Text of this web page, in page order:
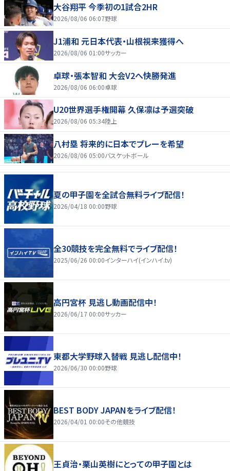
大谷翔平 今季初の1試合2HR
2026/08/06 06:07野球
J1浦和 元日本代表・山根視来獲得へ
2026/08/06 01:00サッカー
卓球・張本智和 大会V2へ快勝発進
2026/08/06 06:00卓球
U20世界選手権開幕 久保凛は予選突破
2026/08/06 05:34陸上
八村塁 将来的に日本でプレーを希望
2026/08/06 05:00バスケットボール
夏の甲子園を全試合無料ライブ配信！
2026/04/18 00:00野球
全30競技を完全無料でライブ配信！
2025/06/26 00:00インターハイ(インハイ.tv)
高円宮杯 見逃し動画配信中！
2026/06/17 00:00サッカー
東都大学野球入替戦 見逃し配信中！
2026/06/30 00:00野球
BEST BODY JAPANをライブ配信！
2026/04/01 00:00その他競技
王貞治・栗山英樹にとっての甲子園とは